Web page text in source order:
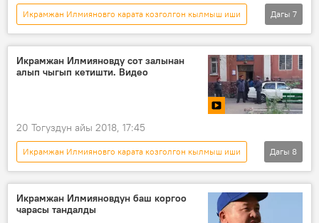
Икрамжан Илмияновго карата козголгон кылмыш иши
Кыргызстан
Коом
Жаңылыктар
Икрамжан Илмиянов
УКМК
Дагы 7
Икрамжан Илмияновду сот залынан
алып чыгып кетишти. Видео
20 Тогуздун айы 2018, 17:45
Икрамжан Илмияновго карата козголгон кылмыш иши
Окуялар
Кыргызстан
Мультимедиа
Видео
Жаңылыктар
Дагы 8
Икрамжан Илмияновдун баш коргоо
чарасы тандалды